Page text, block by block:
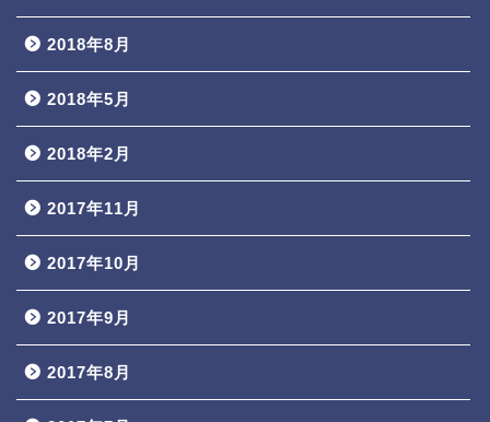
2018年8月
2018年5月
2018年2月
2017年11月
2017年10月
2017年9月
2017年8月